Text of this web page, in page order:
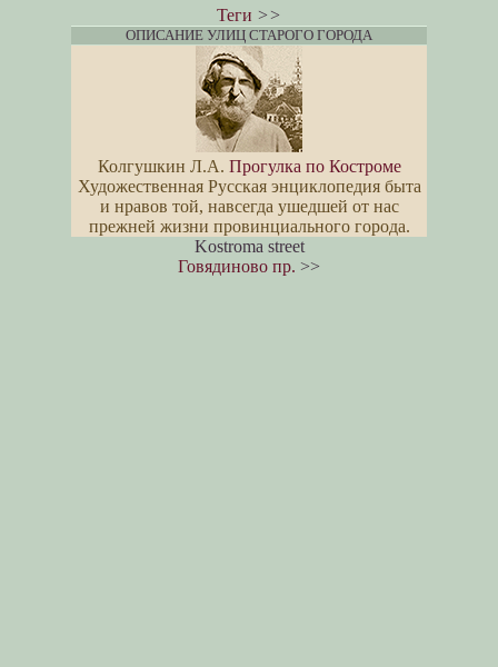
Теги >>
ОПИСАНИЕ УЛИЦ СТАРОГО ГОРОДА
Колгушкин Л.А. Прогулка по Костроме
Художественная Русская энциклопедия быта
и нравов той, навсегда ушедшей от нас
прежней жизни провинциального города.
Kostroma street
Говядиново пр. >>